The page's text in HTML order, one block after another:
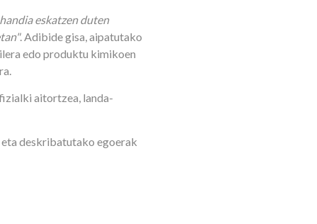
eskatzen duten
. Adibide gisa, aipatutako
edo produktu kimikoen
aitortzea, landa-
deskribatutako egoerak